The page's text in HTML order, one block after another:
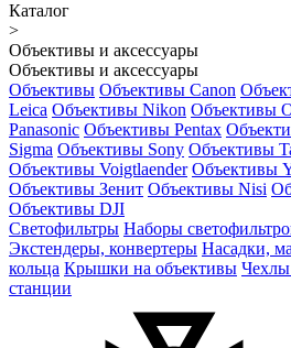
Каталог
>
Объективы и аксессуары
Объективы и аксессуары
Объективы Объективы Canon
Leica Объективы Nikon Объективы
Panasonic Объективы Pentax
Sigma Объективы Sony Объективы
Объективы Voigtlaender Объективы
Объективы Зенит Объективы Nisi
Объективы DJI
Светофильтры Наборы
Экстендеры, конвертеры Насадки,
кольца Крышки на объективы Чехлы
станции